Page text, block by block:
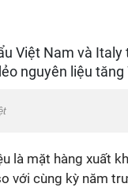
là mặt hàng xuất
với cùng kỳ năm